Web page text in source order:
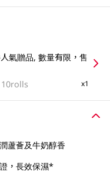
氣贈品, 數量有限，售
10rolls x1
蘆薈及牛奶醇香
，長效保濕*